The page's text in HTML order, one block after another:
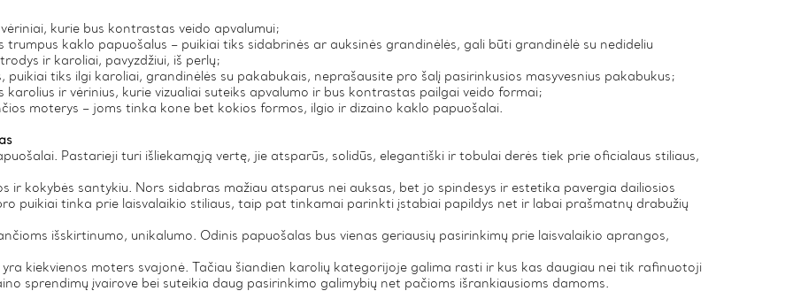
kurie bus kontrastas veido apvalumui;
kaklo papuošalus – puikiai tiks sidabrinės ar auksinės grandinėlės, gali būti grandinėlė su nedideliu
ir karoliai, pavyzdžiui, iš perlų;
tiks ilgi karoliai, grandinėlės su pakabukais, neprašausite pro šalį pasirinkusios masyvesnius pakabukus;
ir vėrinius, kurie vizualiai suteiks apvalumo ir bus kontrastas pailgai veido formai;
moterys – joms tinka kone bet kokios formos, ilgio ir dizaino kaklo papuošalai.
Pastarieji turi išliekamąją vertę, jie atsparūs, solidūs, elegantiški ir tobulai derės tiek prie oficialaus stiliaus,
ir kokybės santykiu. Nors sidabras mažiau atsparus nei auksas, bet jo spindesys ir estetika pavergia dailiosios
puikiai tinka prie laisvalaikio stiliaus, taip pat tinkamai parinkti įstabiai papildys net ir labai prašmatnų drabužių
išskirtinumo, unikalumo. Odinis papuošalas bus vienas geriausių pasirinkimų prie laisvalaikio aprangos,
kiekvienos moters svajonė. Tačiau šiandien karolių kategorijoje galima rasti ir kus kas daugiau nei tik rafinuotoji
sprendimų įvairove bei suteikia daug pasirinkimo galimybių net pačioms išrankiausioms damoms.